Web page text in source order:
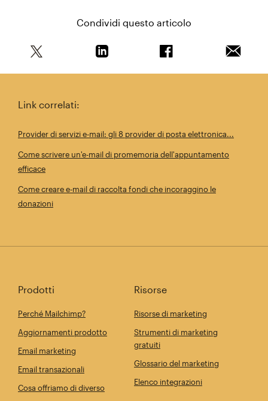
Condividi questo articolo
Link correlati:
Provider di servizi e-mail: gli 8 provider di posta elettronica...
Come scrivere un'e-mail di promemoria dell'appuntamento
efficace
Come creare e-mail di raccolta fondi che incoraggino le
donazioni
Prodotti
Perché Mailchimp?
Aggiornamenti prodotto
Email marketing
Email transazionali
Cosa offriamo di diverso
Risorse
Risorse di marketing
Strumenti di marketing
gratuiti
Glossario del marketing
Elenco integrazioni